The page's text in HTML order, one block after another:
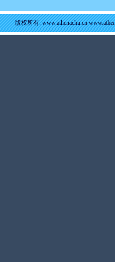
版权所有: www.athenachu.cn